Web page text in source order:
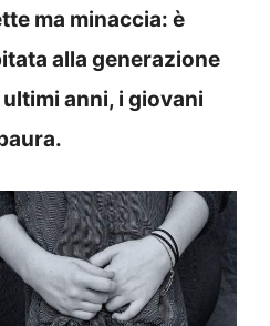
ma minaccia: è
alla generazione
anni, i giovani